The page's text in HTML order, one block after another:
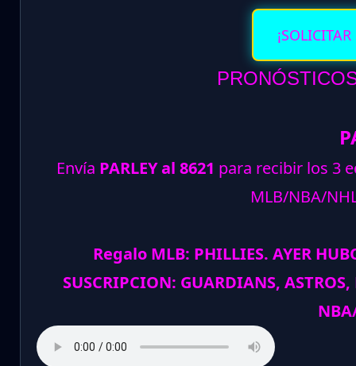
Envía PARLEY al 8621 para recibir los 3
MLB/NBA/
Regalo MLB: PHILLIES. AYER
SUSCRIPCION: GUARDIANS,